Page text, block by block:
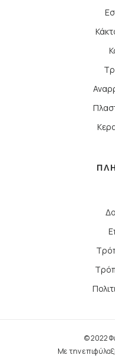
© 2022
Με την